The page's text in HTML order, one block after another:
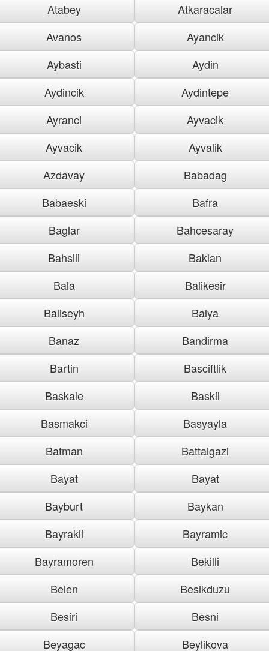
Atabey
Atkaracalar
Avanos
Ayancik
Aybasti
Aydin
Aydincik
Aydintepe
Ayranci
Ayvacik
Ayvacik
Ayvalik
Azdavay
Babadag
Babaeski
Bafra
Baglar
Bahcesaray
Bahsili
Baklan
Bala
Balikesir
Baliseyh
Balya
Banaz
Bandirma
Bartin
Basciftlik
Baskale
Baskil
Basmakci
Basyayla
Batman
Battalgazi
Bayat
Bayat
Bayburt
Baykan
Bayrakli
Bayramic
Bayramoren
Bekilli
Belen
Besikduzu
Besiri
Besni
Beyagac
Beylikova